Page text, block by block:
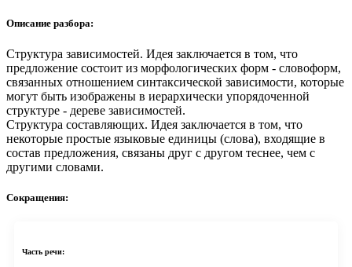
Описание разбора:
Структура зависимостей. Идея заключается в том, что
предложение состоит из морфологических форм - словоформ,
связанных отношением синтаксической зависимости, которые
могут быть изображены в иерархически упорядоченной
структуре - дереве зависимостей.
Структура составляющих. Идея заключается в том, что
некоторые простые языковые единицы (слова), входящие в
состав предложения, связаны друг с другом теснее, чем с
другими словами.
Сокращения:
Часть речи: